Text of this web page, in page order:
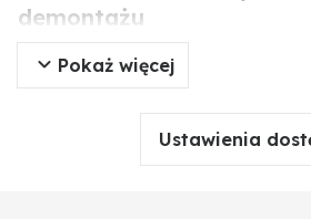
demontażu
Ściągacz hydrauliczny to
każdym warsztacie, służące do
elementów ciasno osadzonych
ściągania 10 ton radzi sobie
opornymi łożyskami, kołami
Pokaż więcej
Ustawienia